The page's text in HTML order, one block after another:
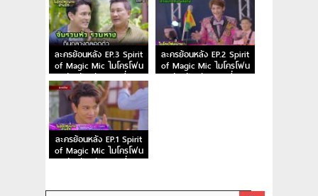
ละครย้อนหลัง EP.3 Spirit
of Magic Mic ไมโครโฟน
ม่วนป่วนรัก ตอนที่ 3
ละครย้อนหลัง EP.2 Spirit
of Magic Mic ไมโครโฟน
ม่วนป่วนรัก ตอนที่ 2
ละครย้อนหลัง EP.1 Spirit
of Magic Mic ไมโครโฟน
ม่วนป่วนรัก ตอนที่ 1